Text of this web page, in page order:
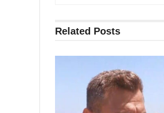
Related Posts